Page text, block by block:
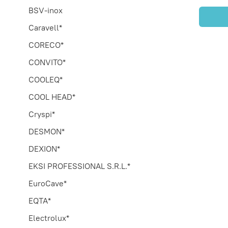
BSV-inox
Caravell*
CORECO*
CONVITO*
COOLEQ*
COOL HEAD*
Cryspi*
DESMON*
DEXION*
EKSI PROFESSIONAL S.R.L.*
EuroCave*
EQTA*
Electrolux*